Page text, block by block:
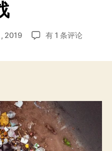
2019
垃
有
无
数
的
细
有 1 条评论